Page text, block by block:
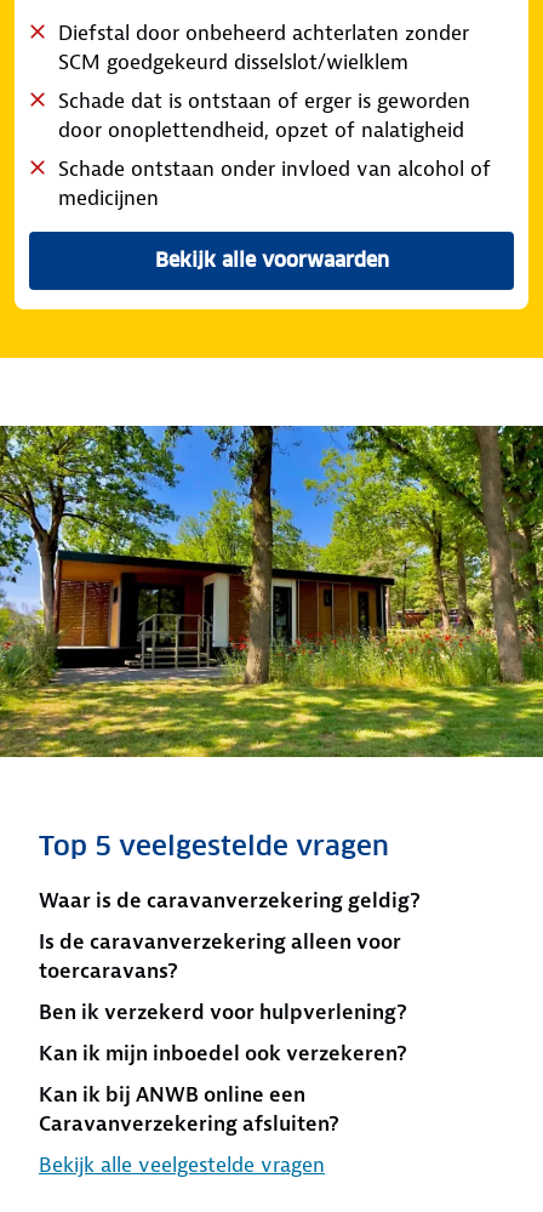
Diefstal door onbeheerd achterlaten zonder
SCM goedgekeurd disselslot/wielklem
Schade dat is ontstaan of erger is geworden
door onoplettendheid, opzet of nalatigheid
Schade ontstaan onder invloed van alcohol of
medicijnen
Bekijk alle voorwaarden
van ANWB
bij totaal verlies vergoed
Als jouw stacaravan zo erg beschadigd is dat
het niet mogelijk is om dit te herstellen wordt
herplaatsing van een (nieuwe) stacaravan op
de plek van de verzekerde stacaravan
vergoedt. Onder de vergoeding vallen kosten
zoals het (opnieuw) aansluiten van de gas- en
waterleiding, elektriciteitsnetwerk en riolering.
Ook de kosten van het opnieuw verankeren
van de stacaravan en beplanting wordt
vergoed.
Bereken je premievan ANWB Stacaravanverzekering.
Top 5 veelgestelde vragen
Waar is de caravanverzekering geldig?
Is de caravanverzekering alleen voor
toercaravans?
Ben ik verzekerd voor hulpverlening?
Kan ik mijn inboedel ook verzekeren?
Kan ik bij ANWB online een
Caravanverzekering afsluiten?
Bekijk alle veelgestelde vragen